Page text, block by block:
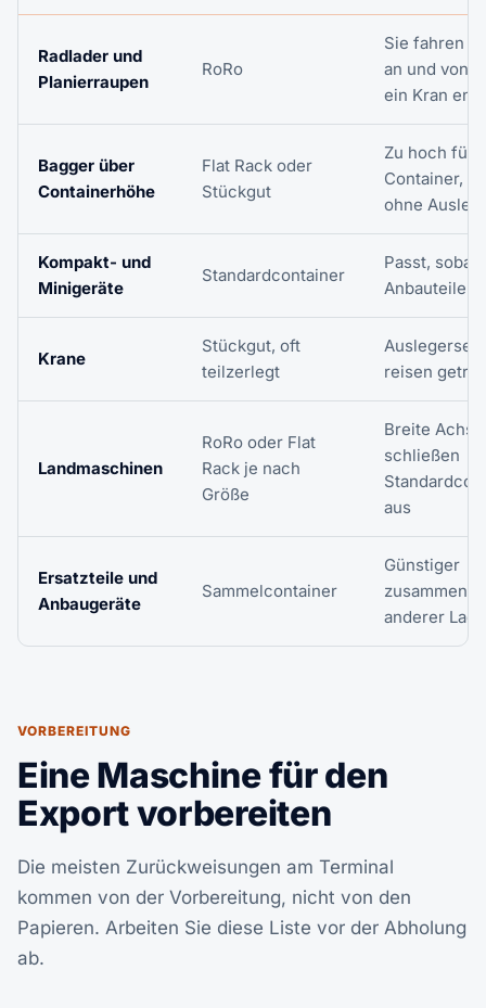
Radlader und
Planierraupen
RoRo
Sie fahren
an und von
ein Kran
Bagger über
Containerhöhe
Flat Rack oder
Stückgut
Zu hoch für
Container,
ohne
Kompakt- und
Minigeräte
Standardcontainer
Passt,
Anbauteile
Krane
Stückgut, oft
teilzerlegt
reisen
Landmaschinen
RoRo oder Flat
Rack je nach
Größe
Breite
schließen
aus
Ersatzteile und
Anbaugeräte
Sammelcontainer
Günstiger
zusammen
anderer
VORBEREITUNG
Eine Maschine für den
Export vorbereiten
Die meisten Zurückweisungen am Terminal
kommen von der Vorbereitung, nicht von den
Papieren. Arbeiten Sie diese Liste vor der Abholung
ab.